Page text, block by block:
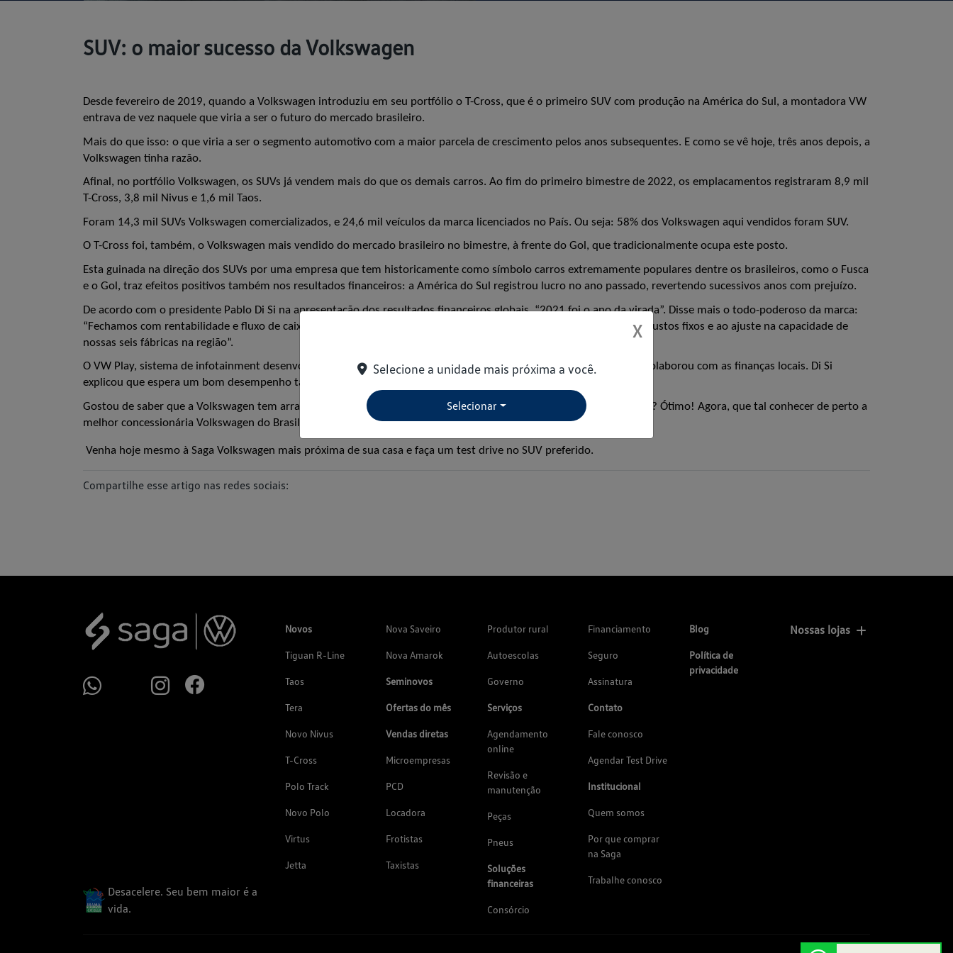
SUV: o maior sucesso da Volkswagen
Desde fevereiro de 2019, quando a Volkswagen introduziu em seu portfólio o T-Cross, que é o primeiro SUV com produção na América do Sul, a montadora VW
entrava de vez naquele que viria a ser o futuro do mercado brasileiro.
Mais do que isso: o que viria a ser o segmento automotivo com a maior parcela de crescimento pelos anos subsequentes. E como se vê hoje, três anos depois, a
Volkswagen tinha razão.
Afinal, no portfólio Volkswagen, os SUVs já vendem mais do que os demais carros. Ao fim do primeiro bimestre de 2022, os emplacamentos registraram 8,9 mil
T-Cross, 3,8 mil Nivus e 1,6 mil Taos.
Foram 14,3 mil SUVs Volkswagen comercializados, e 24,6 mil veículos da marca licenciados no País. Ou seja: 58% dos Volkswagen aqui vendidos foram SUV.
O T-Cross foi, também, o Volkswagen mais vendido do mercado brasileiro no bimestre, à frente do Gol, que tradicionalmente ocupa este posto.
Esta guinada na direção dos SUVs por uma empresa que tem historicamente como símbolo carros extremamente populares dentre os brasileiros, como o Fusca
e o Gol, traz efeitos positivos também nos resultados financeiros: a América do Sul registrou lucro no ano passado, revertendo sucessivos anos com prejuízo.
De acordo com o presidente Pablo Di Si na apresentação dos resultados financeiros globais, “2021 foi o ano da virada”. Disse mais o todo-poderoso da marca:
“Fechamos com rentabilidade e fluxo de caixa positivos. Graças à melhora do nosso portfólio, aliada à redução dos custos fixos e ao ajuste na capacidade de
nossas seis fábricas na região”.
O VW Play, sistema de infotainment desenvolvido pela engenharia local e exportado para setenta países, também colaborou com as finanças locais. Di Si
explicou que espera um bom desempenho também em 2022, puxado novamente pelos SUVs e pelas picapes.
Gostou de saber que a Volkswagen tem arrasado quarteirões e feito um sucesso estrondoso no segmento dos SUVs? Ótimo! Agora, que tal conhecer de perto a
melhor concessionária Volkswagen do Brasil?
Venha hoje mesmo à Saga Volkswagen mais próxima de sua casa e faça um test drive no SUV preferido.
Compartilhe esse artigo nas redes sociais:
Desacelere. Seu bem maior é a
vida.
Novos
Tiguan R-Line
Taos
Tera
Novo Nivus
T-Cross
Polo Track
Novo Polo
Virtus
Jetta
Nova Saveiro
Nova Amarok
Seminovos
Ofertas do mês
Vendas diretas
Microempresas
PCD
Locadora
Frotistas
Taxistas
Produtor rural
Autoescolas
Governo
Serviços
Agendamento
online
Revisão e
manutenção
Peças
Pneus
Soluções
financeiras
Consórcio
Financiamento
Seguro
Assinatura
Contato
Fale conosco
Agendar Test Drive
Institucional
Quem somos
Por que comprar
na Saga
Trabalhe conosco
Blog
Política de
privacidade
Nossas lojas
X
Selecione a unidade mais próxima a você.
Selecionar